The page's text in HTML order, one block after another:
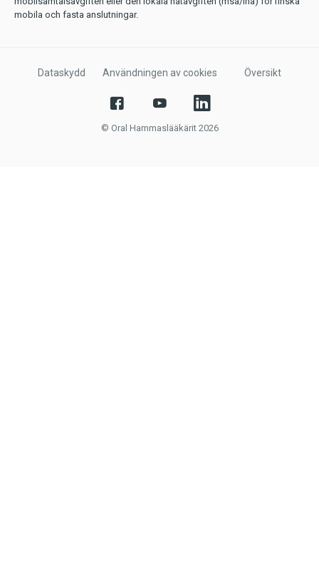
mobila och fasta anslutningar.
Dataskydd Användningen av cookies Översikt
© Oral Hammaslääkärit 2026